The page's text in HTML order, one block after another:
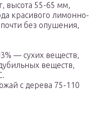
высота 55-65 мм,
красивого лимонно-
без опушения,
— сухих веществ,
веществ,
с дерева 75-110